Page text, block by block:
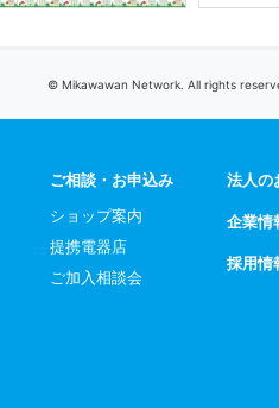
© Mikawawan Network. All rights
ご相談・お申込み
ショップ案内
提携電器店
ご加入相談会
法人の
企業情
採用情